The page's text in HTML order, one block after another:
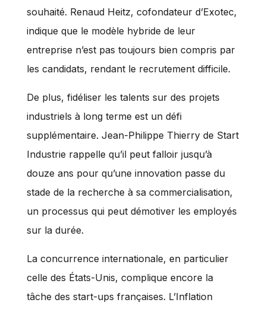
souhaité. Renaud Heitz, cofondateur d’Exotec,
indique que le modèle hybride de leur
entreprise n’est pas toujours bien compris par
les candidats, rendant le recrutement difficile.
De plus, fidéliser les talents sur des projets
industriels à long terme est un défi
supplémentaire. Jean-Philippe Thierry de Start
Industrie rappelle qu’il peut falloir jusqu’à
douze ans pour qu’une innovation passe du
stade de la recherche à sa commercialisation,
un processus qui peut démotiver les employés
sur la durée.
La concurrence internationale, en particulier
celle des États-Unis, complique encore la
tâche des start-ups françaises. L’Inflation